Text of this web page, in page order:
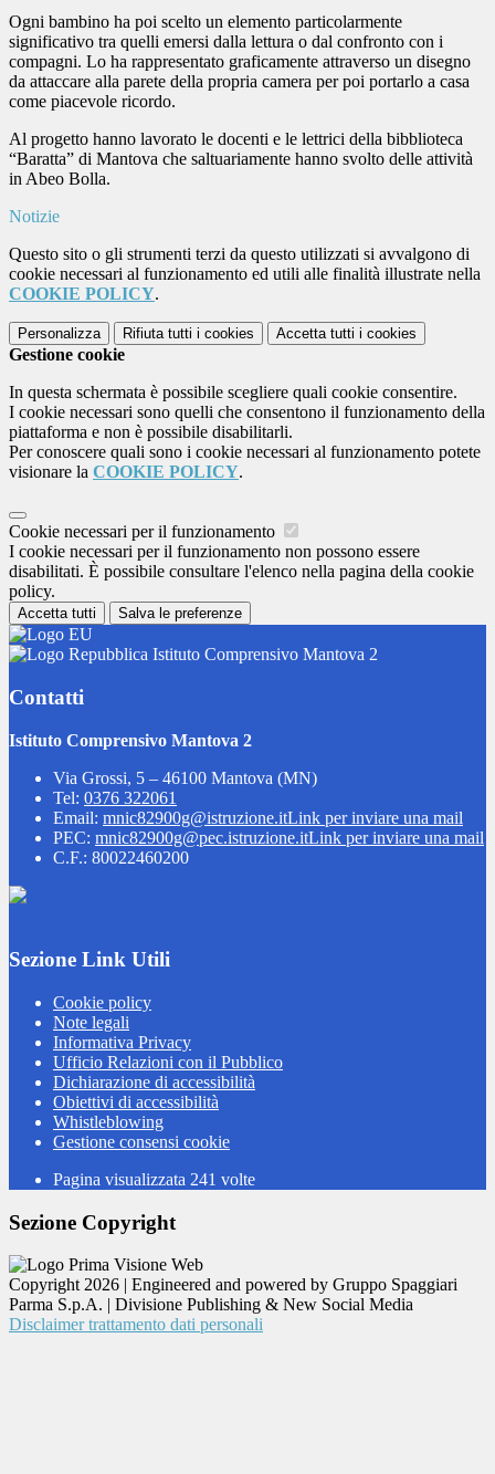
Ogni bambino ha poi scelto un elemento particolarmente
significativo tra quelli emersi dalla lettura o dal confronto con i
compagni. Lo ha rappresentato graficamente attraverso un disegno
da attaccare alla parete della propria camera per poi portarlo a casa
come piacevole ricordo.
Al progetto hanno lavorato le docenti e le lettrici della bibblioteca
“Baratta” di Mantova che saltuariamente hanno svolto delle attività
in Abeo Bolla.
Notizie
Questo sito o gli strumenti terzi da questo utilizzati si avvalgono di
cookie necessari al funzionamento ed utili alle finalità illustrate nella
COOKIE POLICY.
Personalizza Rifiuta tutti i cookies Accetta tutti i cookies
Gestione cookie
In questa schermata è possibile scegliere quali cookie consentire.
I cookie necessari sono quelli che consentono il funzionamento della
piattaforma e non è possibile disabilitarli.
Per conoscere quali sono i cookie necessari al funzionamento potete
visionare la COOKIE POLICY.
Cookie necessari per il funzionamento
I cookie necessari per il funzionamento non possono essere
disabilitati. È possibile consultare l'elenco nella pagina della cookie
policy.
Accetta tutti Salva le preferenze
Istituto Comprensivo Mantova 2
Contatti
Istituto Comprensivo Mantova 2
Via Grossi, 5 – 46100 Mantova (MN)
Tel: 0376 322061
Email: mnic82900g@istruzione.itLink per inviare una mail
PEC: mnic82900g@pec.istruzione.itLink per inviare una mail
C.F.: 80022460200
Sezione Link Utili
Cookie policy
Note legali
Informativa Privacy
Ufficio Relazioni con il Pubblico
Dichiarazione di accessibilità
Obiettivi di accessibilità
Whistleblowing
Gestione consensi cookie
Pagina visualizzata 241 volte
Sezione Copyright
Copyright 2026 | Engineered and powered by Gruppo Spaggiari
Parma S.p.A. | Divisione Publishing & New Social Media
Disclaimer trattamento dati personali